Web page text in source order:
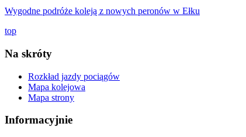
Wygodne podróże koleją z nowych peronów w Ełku
top
Na skróty
Rozkład jazdy pociągów
Mapa kolejowa
Mapa strony
Informacyjnie